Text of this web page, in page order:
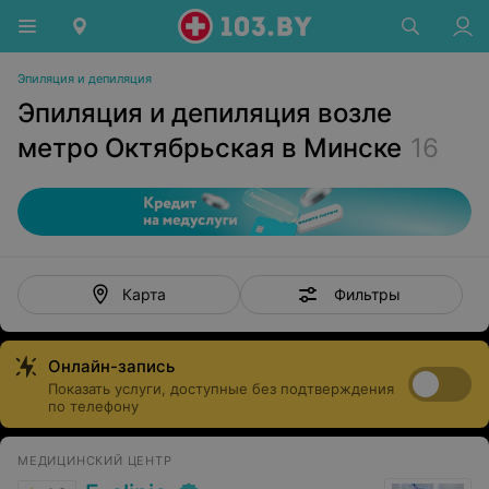
Эпиляция и депиляция
Эпиляция и депиляция возле
метро Октябрьская в Минске 16
Карта Фильтры
Онлайн-запись
Показать услуги, доступные без подтверждения
по телефону
МЕДИЦИНСКИЙ ЦЕНТР